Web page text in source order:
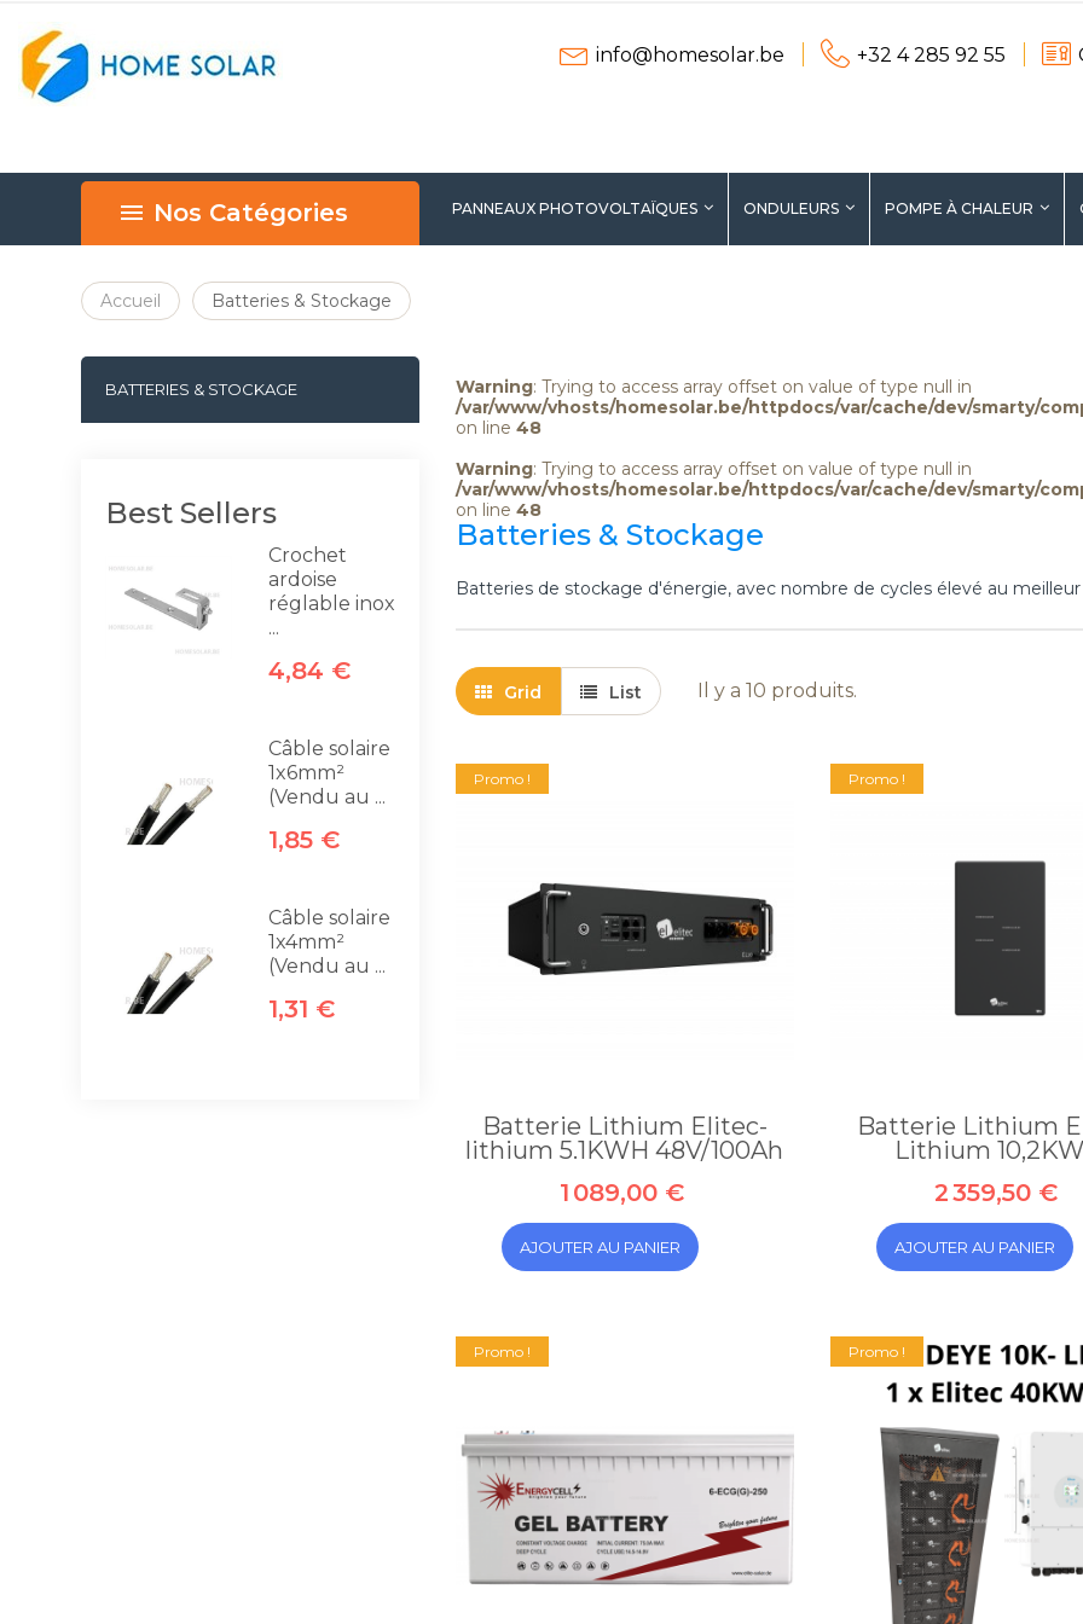
info@homesolar.be +32 4 285 92 55
Nos Catégories PANNEAUX PHOTOVOLTAÏQUES ONDULEURS POMPE À CHALEUR
Accueil Batteries & Stockage
BATTERIES & STOCKAGE
Best Sellers
Crochet
ardoise
réglable inox
...
4,84 €
Câble solaire
1x6mm²
(Vendu au ...
1,85 €
Câble solaire
1x4mm²
(Vendu au ...
1,31 €
54,45 €
Bougie
Connecteur
double de
type MC4 - ...
jonction DIA.
DIA. 100mm
Warning: Trying to access array offset on value of type null in
/var/www/vhosts/homesolar.be/httpdocs/var/cache/dev/smarty/
on line 48
Warning: Trying to access array offset on value of type null in
/var/www/vhosts/homesolar.be/httpdocs/var/cache/dev/smarty/
on line 48
Batteries & Stockage
Batteries de stockage d'énergie, avec nombre de cycles élevé au meilleur
Grid List Il y a 10 produits.
Promo !
Batterie Lithium Elitec-
lithium 5.1KWH 48V/100Ah
1 089,00 €
AJOUTER AU PANIER
Promo !
Batterie Lithium
Lithium
2 359,50 €
AJOUTER AU PANIER
Promo ! Promo !